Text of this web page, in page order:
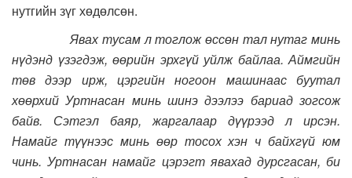
нутгийн зүг хөдөлсөн.
Явах тусам л тоглож өссөн тал нутаг минь
нүдэнд үзэгдэж, өөрийн эрхгүй уйлж байлаа. Аймгийн
төв дээр ирж, цэргийн ногоон машинаас буутал
хөөрхий Уртнасан минь шинэ дээлээ бариад зогсож
байв. Сэтгэл баяр, жаргалаар дүүрээд л ирсэн.
Намайг түүнээс минь өөр тосох хэн ч байхгүй юм
чинь. Уртнасан намайг цэрэгт явахад дурсгасан, би